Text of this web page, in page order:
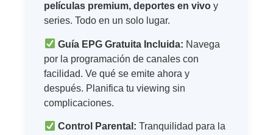
películas premium, deportes en vivo y
series. Todo en un solo lugar.
Guía EPG Gratuita Incluida: Navega
por la programación de canales con
facilidad. Ve qué se emite ahora y
después. Planifica tu viewing sin
complicaciones.
Control Parental: Tranquilidad para la